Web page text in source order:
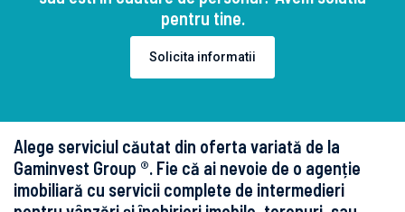
pentru tine.
Solicita informatii
Alege serviciul căutat din oferta variată de la
Gaminvest Group ®. Fie că ai nevoie de o agenție
imobiliară cu servicii complete de intermedieri